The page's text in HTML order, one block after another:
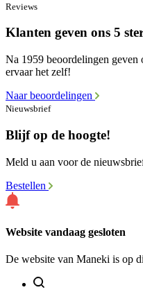
Reviews
Klanten geven ons 5
Na 1959 beoordelingen geven
ervaar het zelf!
Naar beoordelingen
Nieuwsbrief
Blijf op de hoogte!
Meld u aan voor de
Bestellen
Website vandaag gesloten
De website van Maneki is op